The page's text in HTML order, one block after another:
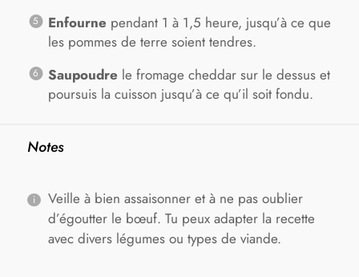
Enfourne pendant 1 à 1,5 heure, jusqu’à ce que
les pommes de terre soient tendres.
Saupoudre le fromage cheddar sur le dessus et
poursuis la cuisson jusqu’à ce qu’il soit fondu.
Notes
Veille à bien assaisonner et à ne pas oublier
d’égoutter le bœuf. Tu peux adapter la recette
avec divers légumes ou types de viande.